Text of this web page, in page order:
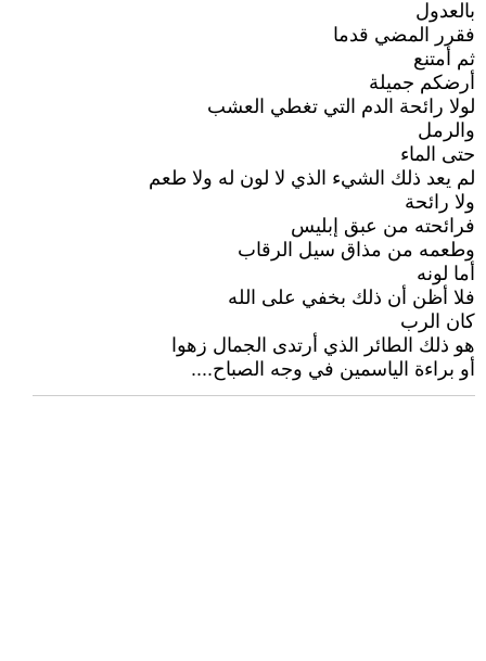
بالعدول
فقرر المضي قدما
ثم أمتنع
أرضكم جميلة
لولا رائحة الدم التي تغطي العشب
والرمل
حتى الماء
لم يعد ذلك الشيء الذي لا لون له ولا طعم
ولا رائحة
فرائحته من عبق إبليس
وطعمه من مذاق سيل الرقاب
أما لونه
فلا أظن أن ذلك بخفي على الله
كان الرب
هو ذلك الطائر الذي أرتدى الجمال زهوا
أو براءة الياسمين في وجه الصباح....